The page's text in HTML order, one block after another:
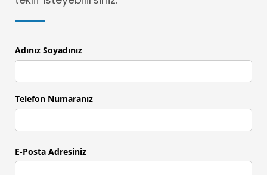
Adınız Soyadınız
Telefon Numaranız
E-Posta Adresiniz